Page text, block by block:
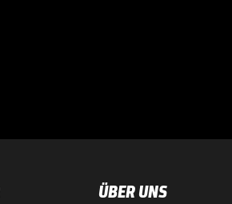
ÜBER UNS